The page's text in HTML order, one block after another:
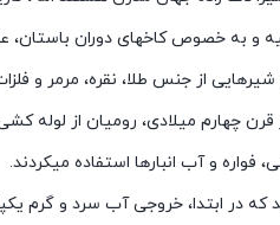
و به خصوص کاخهای دوران باستان،
شیرهایی از جنس طلا، نقره، مرمر و
چهارم میلادی، رومیان از لوله
و آب انبارها استفاده میکردند.
که در ابتدا، خروجی آب سرد و گرم